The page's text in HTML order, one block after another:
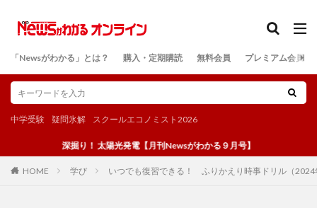
「Newsがわかる」とは？ 購入・定期購読 無料会員 プレミアム会員
中学受験 疑問氷解 スクールエコノミスト2026
深掘り！ 太陽光発電【月刊Newsがわかる９月号】
HOME 学び いつでも復習できる！ ふりかえり時事ドリル（2024
検索